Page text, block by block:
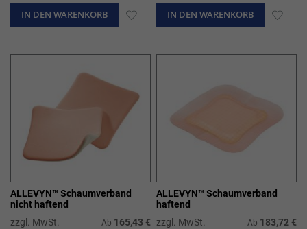
IN DEN WARENKORB ZUR IN DEN WARENKORB ZUR
ALLEVYN™ Schaumverband
nicht haftend
zzgl. MwSt.
Ab 165,43 €
ALLEVYN™ Schaumverband
haftend
zzgl. MwSt.
Ab 183,72 €